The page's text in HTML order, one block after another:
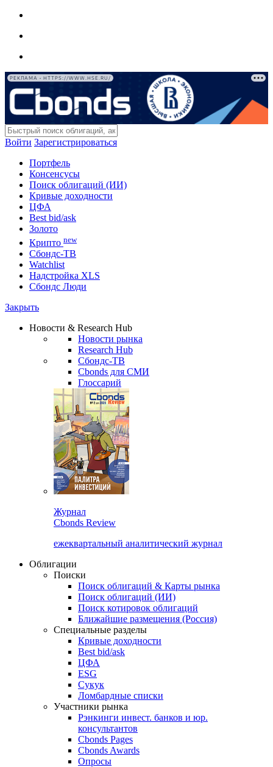
РЕКЛАМА • HTTPS://WWW.HSE.RU/
Войти Зарегистрироваться
Портфель
Консенсусы
Поиск облигаций (ИИ)
Кривые доходности
ЦФА
Best bid/ask
Золото
Крипто new
Сбондс-ТВ
Watchlist
Надстройка XLS
Сбондс Люди
Закрыть
Новости & Research Hub
Новости рынка
Research Hub
Сбондс-ТВ
Cbonds для СМИ
Глоссарий
Журнал
Cbonds Review
ежеквартальный аналитический журнал
Облигации
Поиски
Поиск облигаций & Карты рынка
Поиск облигаций (ИИ)
Поиск котировок облигаций
Ближайшие размещения (Россия)
Специальные разделы
Кривые доходности
Best bid/ask
ЦФА
ESG
Сукук
Ломбардные списки
Участники рынка
Рэнкинги инвест. банков и юр.
консультантов
Cbonds Pages
Cbonds Awards
Опросы